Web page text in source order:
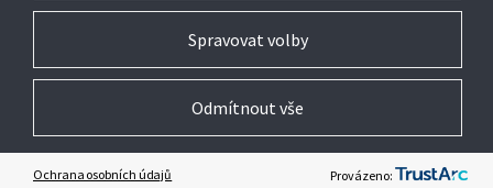
Legal Nastavení soukromí
Spravovat volby
Odmítnout vše
Ochrana osobních údajů Provázeno:
Nastavení cookies